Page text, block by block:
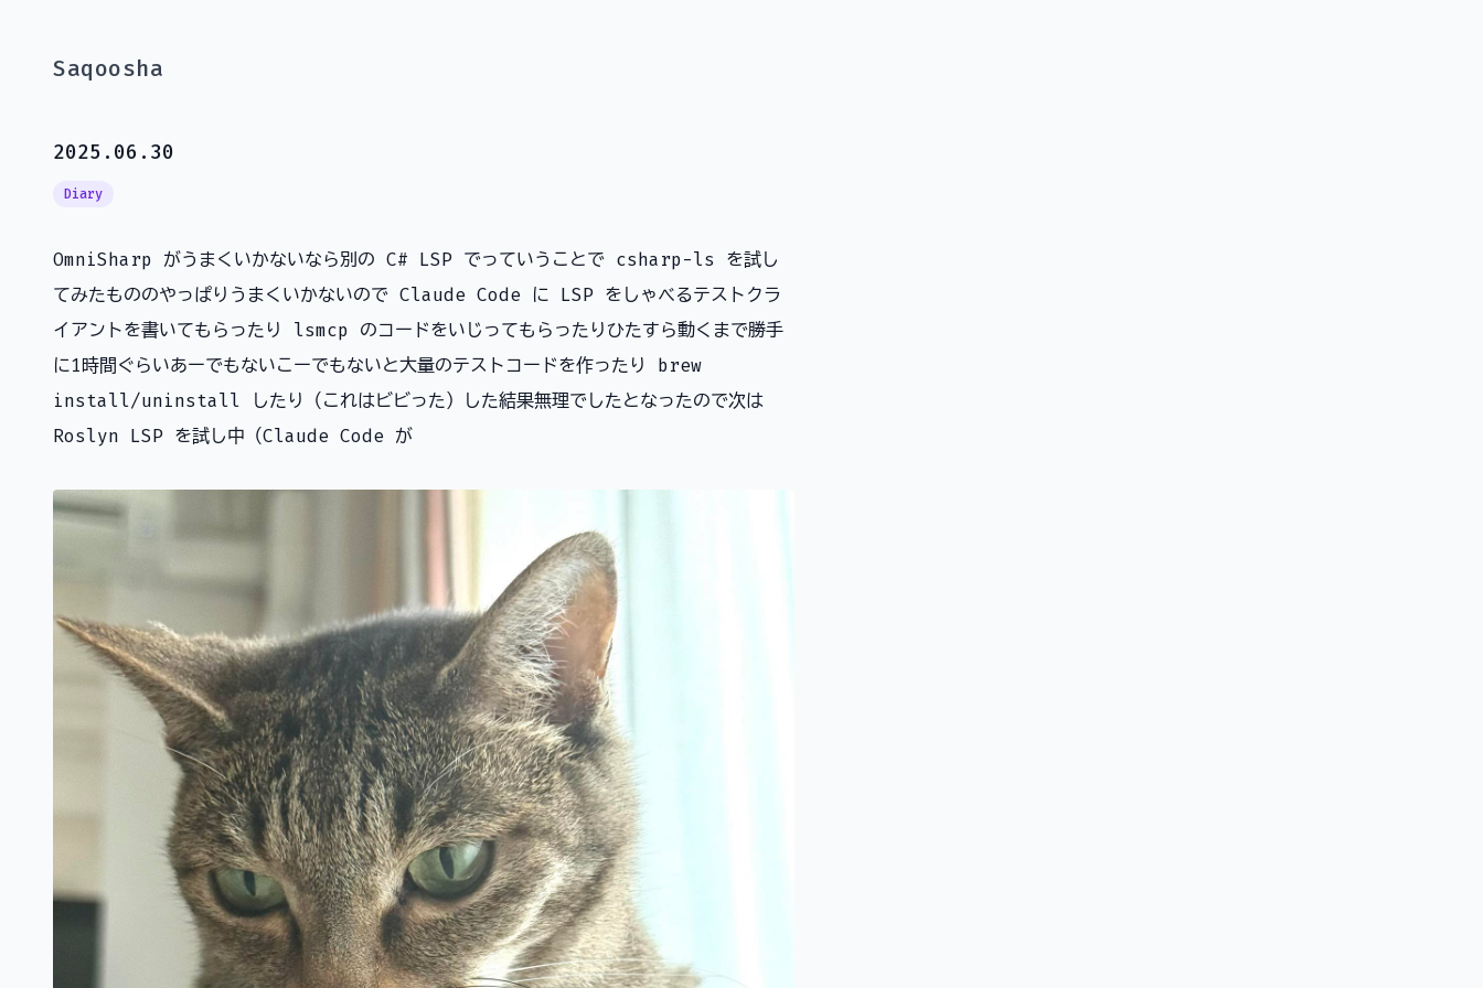
Saqoosha
2025.06.30
Diary
OmniSharp がうまくいかないなら別の C# LSP でっていうことで csharp-ls を試し
てみたもののやっぱりうまくいかないので Claude Code に LSP をしゃべるテストクラ
イアントを書いてもらったり lsmcp のコードをいじってもらったりひたすら動くまで勝手
に1時間ぐらいあーでもないこーでもないと大量のテストコードを作ったり brew
install/uninstall したり（これはビビった）した結果無理でしたとなったので次は
Roslyn LSP を試し中（Claude Code が